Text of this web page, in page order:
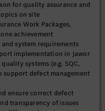
for quality assurance and
on site
Work Packages,
achievement
system requirements
implementation in Jawor
systems (e.g. SQC,
support defect management
ensure correct defect
transparency of issues